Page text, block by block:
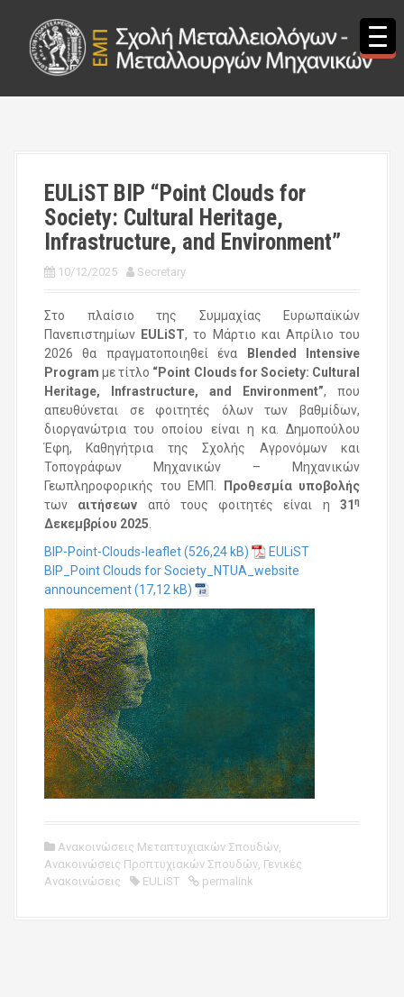
EULiST BIP “Point Clouds for
Society: Cultural Heritage,
Infrastructure, and Environment”
10/12/2025 Secretary
Στο πλαίσιο της Συμμαχίας Ευρωπαϊκών
Πανεπιστημίων EULiST, το Μάρτιο και Απρίλιο του
2026 θα πραγματοποιηθεί ένα
Blended Intensive
Program με τίτλο “Point Clouds for Society: Cultural
Heritage, Infrastructure, and Environment”, που
απευθύνεται σε φοιτητές όλων των βαθμίδων,
διοργανώτρια του οποίου είναι η κα. Δημοπούλου
Έφη, Καθηγήτρια της Σχολής Αγρονόμων και
Τοπογράφων Μηχανικών – Μηχανικών
Γεωπληροφορικής του ΕΜΠ.
Προθεσμία υποβολής
των αιτήσεων από τους φοιτητές είναι η31η
Δεκεμβρίου 2025
BIP-Point-Clouds-leaflet
EULiST
BIP_Point Clouds for Society_NTUA_website
announcement
Ανακοινώσεις Μεταπτυχιακών Σπουδών,
Ανακοινώσεις Προπτυχιακών Σπουδών, Γενικές
Ανακοινώσεις
EULiST permalink